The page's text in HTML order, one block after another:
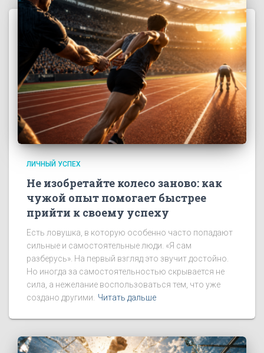
ЛИЧНЫЙ УСПЕХ
Не изобретайте колесо заново: как
чужой опыт помогает быстрее
прийти к своему успеху
Есть ловушка, в которую особенно часто попадают
сильные и самостоятельные люди. «Я сам
разберусь». На первый взгляд это звучит достойно.
Но иногда за самостоятельностью скрывается не
сила, а нежелание воспользоваться тем, что уже
создано другими.
Читать дальше